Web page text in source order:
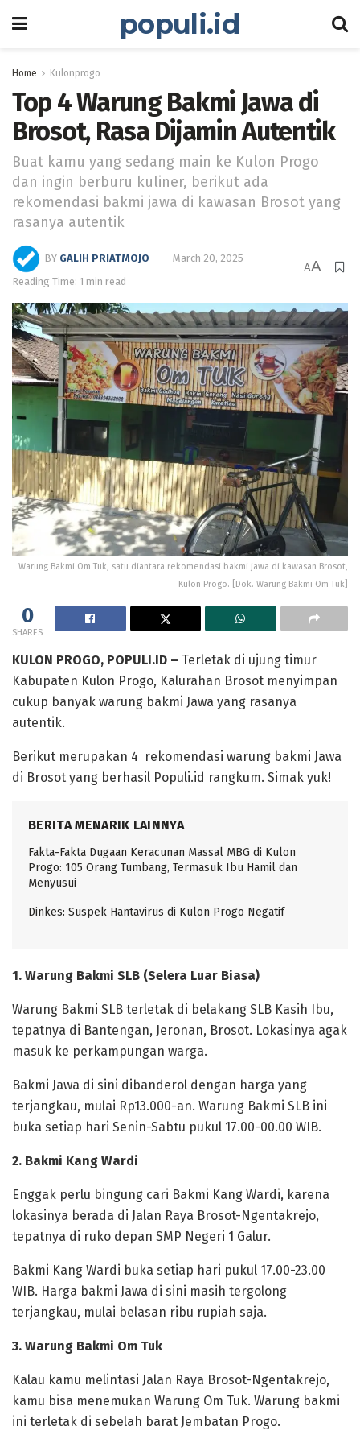
populi.id
Home Kulonprogo
Top 4 Warung Bakmi Jawa di
Brosot, Rasa Dijamin Autentik
Buat kamu yang sedang main ke Kulon Progo
dan ingin berburu kuliner, berikut ada
rekomendasi bakmi jawa di kawasan Brosot yang
rasanya autentik
BY GALIH PRIATMOJO
March 20, 2025
Reading Time: 1 min read
AA
Warung Bakmi Om Tuk, satu diantara rekomendasi bakmi jawa di kawasan Brosot,
Kulon Progo. [Dok. Warung Bakmi Om Tuk]
0
SHARES
KULON PROGO, POPULI.ID – Terletak di ujung timur
Kabupaten Kulon Progo, Kalurahan Brosot menyimpan
cukup banyak warung bakmi Jawa yang rasanya
autentik.
Berikut merupakan 4 rekomendasi warung bakmi Jawa
di Brosot yang berhasil Populi.id rangkum. Simak yuk!
BERITA MENARIK LAINNYA
Fakta-Fakta Dugaan Keracunan Massal MBG di Kulon
Progo: 105 Orang Tumbang, Termasuk Ibu Hamil dan
Menyusui
Dinkes: Suspek Hantavirus di Kulon Progo Negatif
1. Warung Bakmi SLB (Selera Luar Biasa)
Warung Bakmi SLB terletak di belakang SLB Kasih Ibu,
tepatnya di Bantengan, Jeronan, Brosot. Lokasinya agak
masuk ke perkampungan warga.
Bakmi Jawa di sini dibanderol dengan harga yang
terjangkau, mulai Rp13.000-an. Warung Bakmi SLB ini
buka setiap hari Senin-Sabtu pukul 17.00-00.00 WIB.
2. Bakmi Kang Wardi
Enggak perlu bingung cari Bakmi Kang Wardi, karena
lokasinya berada di Jalan Raya Brosot-Ngentakrejo,
tepatnya di ruko depan SMP Negeri 1 Galur.
Bakmi Kang Wardi buka setiap hari pukul 17.00-23.00
WIB. Harga bakmi Jawa di sini masih tergolong
terjangkau, mulai belasan ribu rupiah saja.
3. Warung Bakmi Om Tuk
Kalau kamu melintasi Jalan Raya Brosot-Ngentakrejo,
kamu bisa menemukan Warung Om Tuk. Warung bakmi
ini terletak di sebelah barat Jembatan Progo.